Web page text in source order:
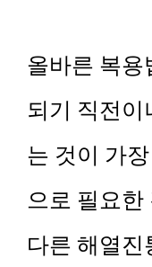
올바른 복용
되기 직전이
는 것이 가
으로 필요한
다른 해열진